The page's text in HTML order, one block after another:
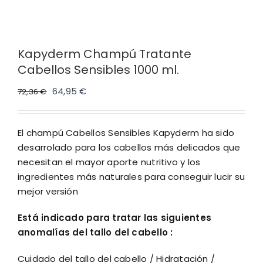
Kapyderm Champú Tratante
Cabellos Sensibles 1000 ml.
72,36€ El
era:
72,36 €.
64,95€El
es:
64,95 €.
El champú Cabellos Sensibles Kapyderm ha sido
desarrolado para los cabellos más delicados que
necesitan el mayor aporte nutritivo y los
ingredientes más naturales para conseguir lucir su
mejor versión
Está indicado para tratar las siguientes
anomalías del tallo del cabello :
Cuidado del tallo del cabello / Hidratación /